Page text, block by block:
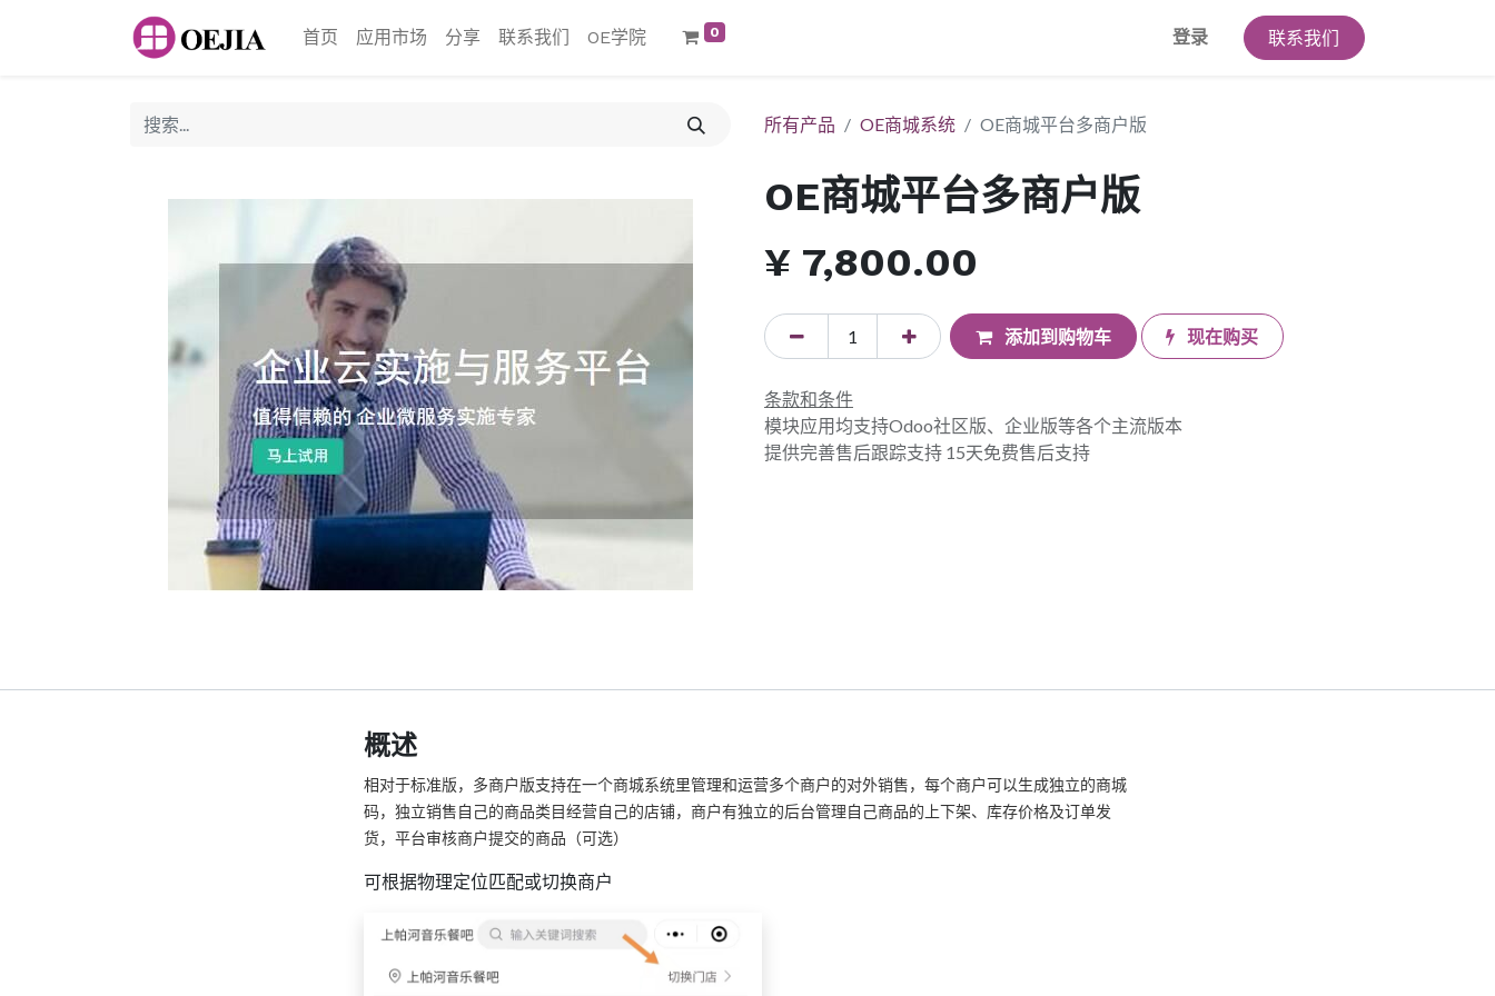
首页 应用市场 分享 联系我们 OE学院 0 登录 联系我们
所有产品 OE商城系统 OE商城平台多商户版
OE商城平台多商户版
¥ 7,800.00
添加到购物车 现在购买
条款和条件
模块应用均支持Odoo社区版、企业版等各个主流版本
提供完善售后跟踪支持 15天免费售后支持
概述
相对于标准版，多商户版支持在一个商城系统里管理和运营多个商户的对外销售，每个商户可以生成独立的商城
码，独立销售自己的商品类目经营自己的店铺，商户有独立的后台管理自己商品的上下架、库存价格及订单发
货，平台审核商户提交的商品（可选）
可根据物理定位匹配或切换商户